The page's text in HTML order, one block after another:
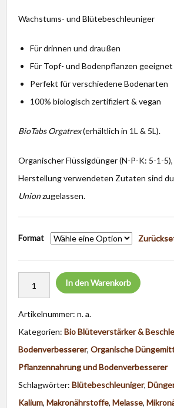
Wachstums- und Blütebeschleuniger
Für drinnen und draußen
Für Topf- und Bodenpflanzen geeignet
Perfekt für verschiedene Bodenarten
100% biologisch zertifiziert & vegan
BioTabs Orgatrex(erhältlich in 1L & 5L).
Organischer Flüssigdünger (N-P-K: 5-1-
Herstellung verwendeten Zutaten sind
Unionzugelassen.
Format
In den Warenkorb
Artikelnummer: n. a.
Kategorien: Bio Blüteverstärker &
Bodenverbesserer, Organische
Pflanzennahrung und Bodenverbesserer
Schlagwörter: Blütebeschleuniger,
Kalium, Makronährstoffe, Melasse,